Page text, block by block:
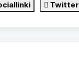
Twitter